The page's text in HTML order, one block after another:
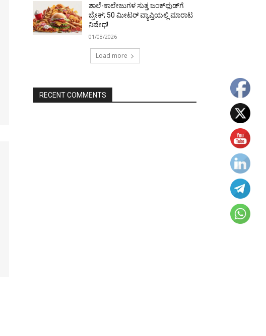
ಶಾಲೆ-ಕಾಲೇಜುಗಳ ಸುತ್ತ ಜಂಕ್‌ಫುಡ್‌ಗೆ
ಬ್ರೇಕ್‌; 50 ಮೀಟರ್ ವ್ಯಾಪ್ತಿಯಲ್ಲಿ ಮಾರಾಟ
ನಿಷೇಧ!
01/08/2026
Load more
RECENT COMMENTS